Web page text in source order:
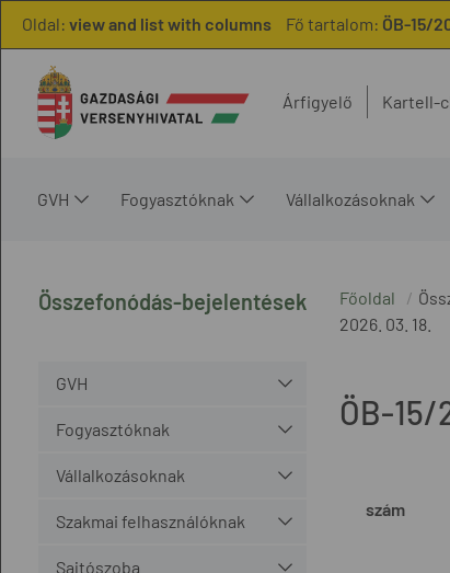
Oldal: view and list with columns Fő tartalom: ÖB-15/
Árfigyelő Kartell-
GVH Fogyasztóknak Vállalkozásoknak
Összefonódás-bejelentések
GVH
Fogyasztóknak
Vállalkozásoknak
Szakmai felhasználóknak
Sajtószoba
Főoldal
2026. 03. 18.
ÖB-15/
szám